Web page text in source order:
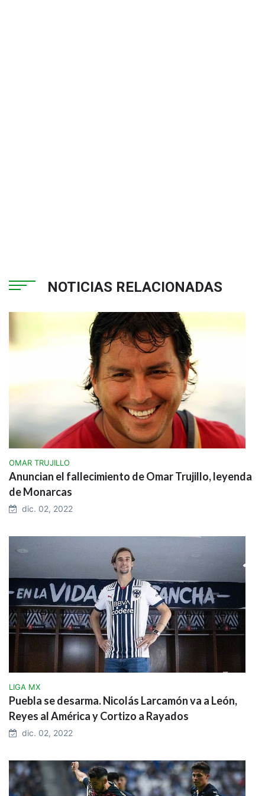
NOTICIAS RELACIONADAS
OMAR TRUJILLO
Anuncian el fallecimiento de Omar Trujillo, leyenda
de Monarcas
dic. 02, 2022
LIGA MX
Puebla se desarma. Nicolás Larcamón va a León,
Reyes al América y Cortizo a Rayados
dic. 02, 2022